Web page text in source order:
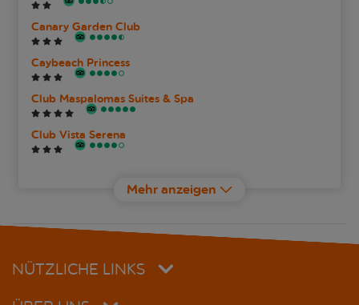
Canary Garden Club
Caybeach Princess
Club Maspalomas Suites & Spa
Club Vista Serena
Hotel LIVVO Dunagolf Suites
Mehr anzeigen
NÜTZLICHE LINKS